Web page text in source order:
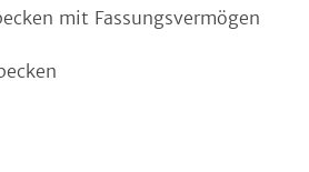
mit Fassungsvermögen